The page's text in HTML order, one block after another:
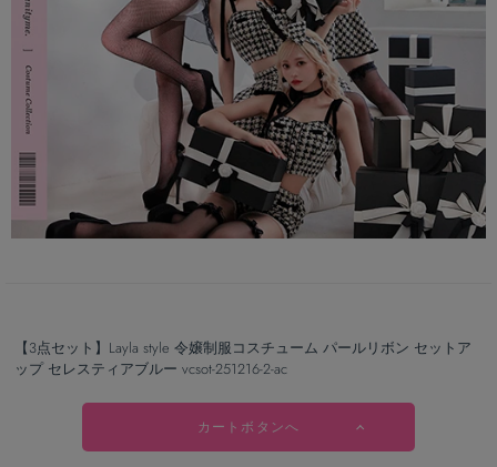
【3点セット】Layla style 令嬢制服コスチューム パールリボン セットア
ップ セレスティアブルー vcsot-251216-2-ac
カートボタンへ